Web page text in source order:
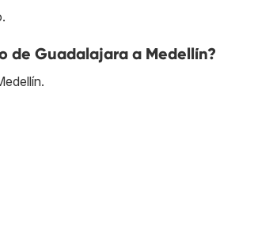
de Guadalajara a Medellín?